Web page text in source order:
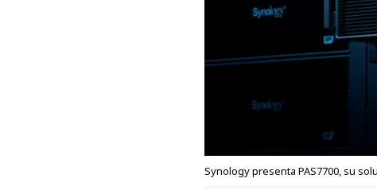
Synology presenta PAS7700, su